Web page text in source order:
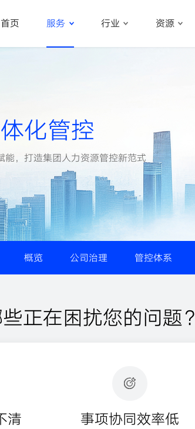
首页 服务 行业 资源
化管控
能，打造集团人力资源管控新范式
概览 公司治理 管控体系
正在困扰您的问题？
清 事项协同效率低